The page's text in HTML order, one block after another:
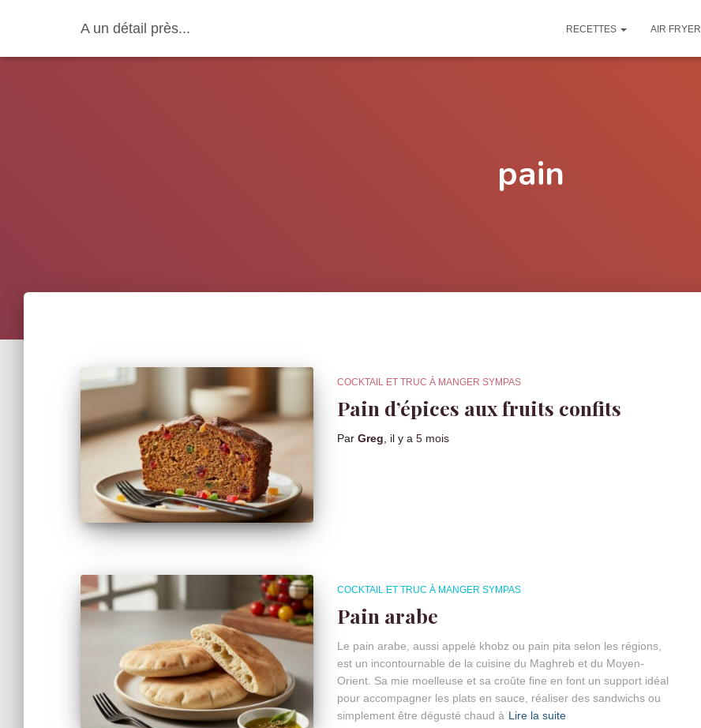
A un détail près... RECETTES AIR FRYER
pain
COCKTAIL ET TRUC À MANGER SYMPAS
Pain d’épices aux fruits confits
Par Greg , il y a 5 mois
COCKTAIL ET TRUC À MANGER SYMPAS
Pain arabe
Le pain arabe, aussi appelé khobz ou pain pita selon les régions,
est un incontournable de la cuisine du Maghreb et du Moyen-
Orient. Sa mie moelleuse et sa croûte fine en font un support idéal
pour accompagner les plats en sauce, réaliser des sandwichs ou
simplement être dégusté chaud à Lire la suite